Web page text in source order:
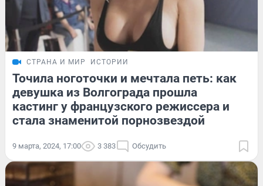
СТРАНА И МИР ИСТОРИИ
Точила ноготочки и мечтала петь: как
девушка из Волгограда прошла
кастинг у французского режиссера и
стала знаменитой порнозвездой
9 марта, 2024, 17:00 3 383 Обсудить